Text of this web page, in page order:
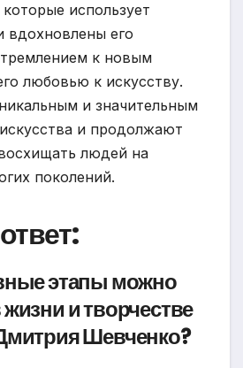
использует
вдохновлены его
к новым
любовью к искусству.
и значительным
и продолжают
людей на
поколений.
этапы можно
и творчестве
Шевченко?